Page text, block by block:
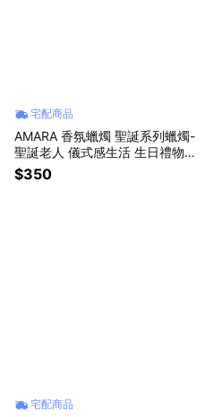
宅配商品
AMARA 香氛蠟燭 聖誕系列蠟燭-
聖誕老人 儀式感生活 生日禮物
情人節禮物 交換禮物 聖誕禮物
$350
宅配商品